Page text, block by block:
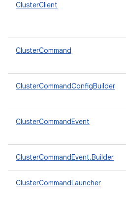
ClusterClient
ClusterCommand
ClusterCommandConfigBuilder
ClusterCommandEvent
ClusterCommandEvent.Builder
ClusterCommandLauncher